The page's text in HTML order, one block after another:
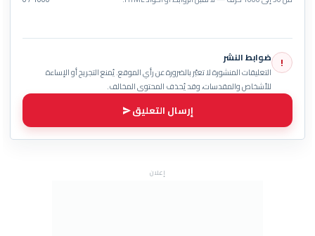
! ضوابط النشر
التعليقات المنشورة لا تعبّر بالضرورة عن رأي الموقع. يُمنع التجريح أو الإساءة
للأشخاص والمقدسات، وقد يُحذف المحتوى المخالف.
إرسال التعليق
إعلان